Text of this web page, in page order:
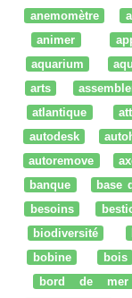
anemomètre
animer
aquarium
arts
atlantique
autodesk
autoremove
banque
base
besoins
biodiversité
bobine
bois
bord de mer